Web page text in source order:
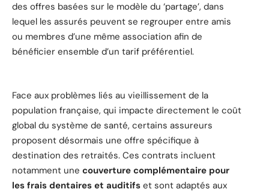
des offres basées sur le modèle du ‘partage’, dans
lequel les assurés peuvent se regrouper entre amis
ou membres d’une même association afin de
bénéficier ensemble d’un tarif préférentiel.
Face aux problèmes liés au vieillissement de la
population française, qui impacte directement le coût
global du système de santé, certains assureurs
proposent désormais une offre spécifique à
destination des retraités. Ces contrats incluent
notamment une couverture complémentaire pour
les frais dentaires et auditifs et sont adaptés aux